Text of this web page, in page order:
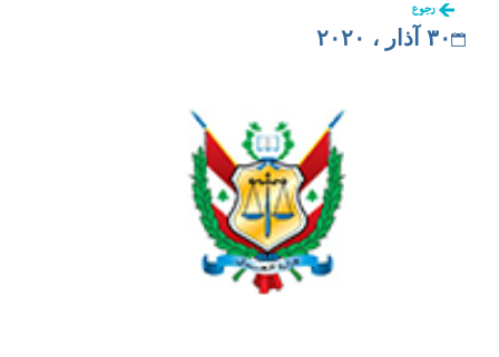
رجوع
٣٠ آذار ، ٢٠٢٠